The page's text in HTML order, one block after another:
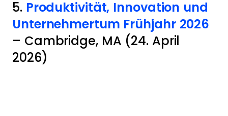
5. Produktivität, Innovation und
Unternehmertum Frühjahr 2026
– Cambridge, MA (24. April
2026)